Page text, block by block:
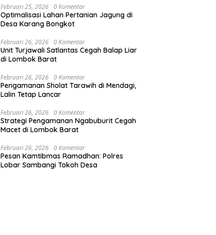
Februari 25, 2026 0 Komentar
Optimalisasi Lahan Pertanian Jagung di
Desa Karang Bongkot
Februari 26, 2026 0 Komentar
Unit Turjawali Satlantas Cegah Balap Liar
di Lombok Barat
Februari 26, 2026 0 Komentar
Pengamanan Sholat Tarawih di Mendagi,
Lalin Tetap Lancar
Februari 26, 2026 0 Komentar
Strategi Pengamanan Ngabuburit Cegah
Macet di Lombok Barat
Februari 26, 2026 0 Komentar
Pesan Kamtibmas Ramadhan: Polres
Lobar Sambangi Tokoh Desa